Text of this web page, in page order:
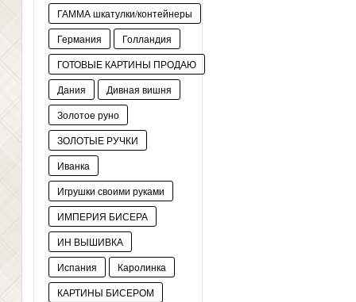
ГАММА шкатулки/контейнеры
Германия
Голландия
ГОТОВЫЕ КАРТИНЫ ПРОДАЮ
Дания
Дивная вишня
Золотое руно
ЗОЛОТЫЕ РУЧКИ
Иванка
Игрушки своими руками
ИМПЕРИЯ БИСЕРА
ИН ВЫШИВКА
Испания
Каролинка
КАРТИНЫ БИСЕРОМ